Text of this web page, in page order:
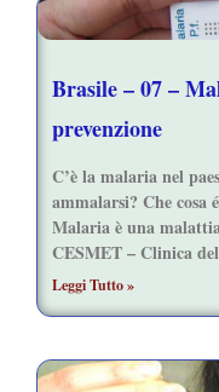
Brasile – 07 –
prevenzione
C’è la malaria nel
ammalarsi? Che cosa
Malaria è una
CESMET – Clinica
Leggi Tutto »